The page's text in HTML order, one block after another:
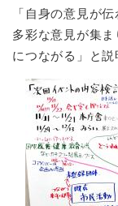
「自身の意見が
多彩な意見が集
につながる」と説